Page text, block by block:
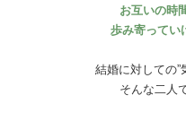
お互いの時
歩み寄ってい
結婚に対しての”
そんな二人